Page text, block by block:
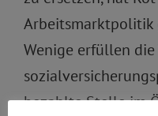
Arbeitsmarktpolitik
Wenige erfüllen
bezahlte Stelle im